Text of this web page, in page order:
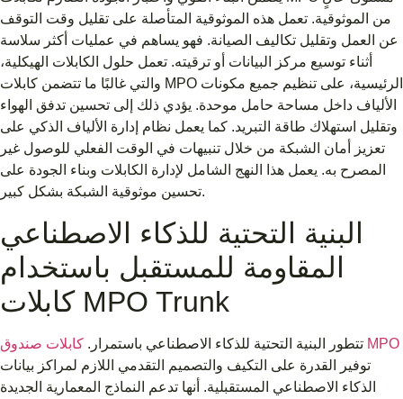
من الموثوقية. تعمل هذه الموثوقية المتأصلة على تقليل وقت التوقف
عن العمل وتقليل تكاليف الصيانة. فهو يساهم في عمليات أكثر سلاسة
أثناء توسيع مركز البيانات أو ترقيته. تعمل حلول الكابلات الهيكلية،
والتي غالبًا ما تتضمن كابلات MPO الرئيسية، على تنظيم جميع مكونات
الألياف داخل مساحة حامل موحدة. يؤدي ذلك إلى تحسين تدفق الهواء
وتقليل استهلاك طاقة التبريد. كما يعمل نظام إدارة الألياف الذكي على
تعزيز أمان الشبكة من خلال تنبيهات في الوقت الفعلي للوصول غير
المصرح به. يعمل هذا النهج الشامل لإدارة الكابلات وبناء الجودة على
تحسين موثوقية الشبكة بشكل كبير.
البنية التحتية للذكاء الاصطناعي
المقاومة للمستقبل باستخدام
كابلات MPO Trunk
تتطور البنية التحتية للذكاء الاصطناعي باستمرار. كابلات صندوق MPO
توفير القدرة على التكيف والتصميم التقدمي اللازم لمراكز بيانات
الذكاء الاصطناعي المستقبلية. أنها تدعم النماذج المعمارية الجديدة